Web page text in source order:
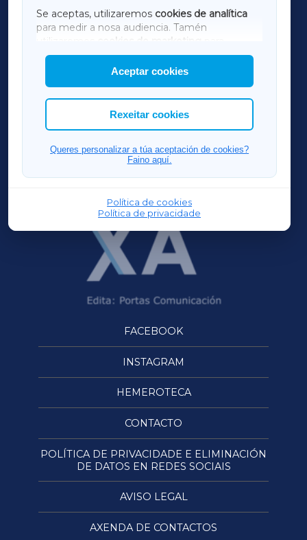
Se aceptas, utilizaremos cookies de analítica
para medir a nosa audiencia. Tamén
utilizaremos
cookies de marketing
mostrar publicidade de terceiros.
Así mesmo, podes personalizar a elección das
cookies que desexas permitir.
Aceptar cookies
Rexeitar cookies
Queres personalizar a túa aceptación de cookies?
Faino aquí.
Política de cookies
Política de privacidade
AMARIÑAXA
RIBEIRASACRAXA
ACORUÑAXA
FERROLXA
OURENSEXA
FACEBOOK
INSTAGRAM
HEMEROTECA
CONTACTO
POLÍTICA DE PRIVACIDADE E ELIMINACIÓN
DE DATOS EN REDES SOCIAIS
AVISO LEGAL
AXENDA DE CONTACTOS